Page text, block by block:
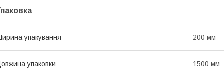
упакування 200 мм
упаковки 1500 мм